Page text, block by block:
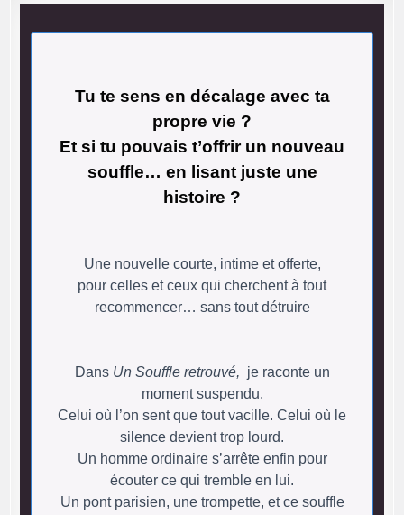
Tu te sens en décalage avec ta
propre vie ?
Et si tu pouvais t’offrir un nouveau
souffle… en lisant juste une
histoire ?
Une nouvelle courte, intime et offerte,
pour celles et ceux qui cherchent à tout
recommencer… sans tout détruire
Dans Un Souffle retrouvé, je raconte un
moment suspendu.
Celui où l’on sent que tout vacille. Celui où le
silence devient trop lourd.
Un homme ordinaire s’arrête enfin pour
écouter ce qui tremble en lui.
Un pont parisien, une trompette, et ce souffle